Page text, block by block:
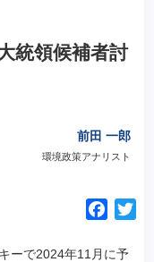
統領候補者討
前田 一郎
環境政策アナリスト
c
ーで2024年11月に予